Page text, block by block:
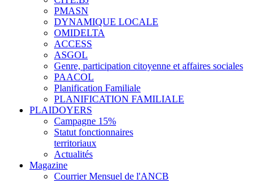
PMASN
DYNAMIQUE LOCALE
OMIDELTA
ACCESS
ASGOL
Genre, participation citoyenne et affaires sociales
PAACOL
Planification Familiale
PLANIFICATION FAMILIALE
PLAIDOYERS
Campagne 15%
Statut fonctionnaires
territoriaux
Actualités
Magazine
Courrier Mensuel de l'ANCB